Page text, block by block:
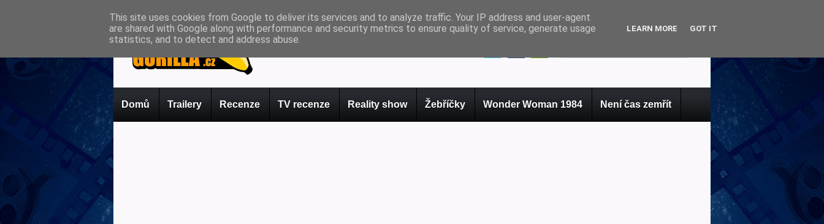
Domů Trailery Recenze TV recenze Reality show Žebříčky Wonder Woman 1984 Není čas zemřít
This site uses cookies from Google to deliver its services and to analyze traffic. Your IP address and user-agent
are shared with Google along with performance and security metrics to ensure quality of service, generate usage
statistics, and to detect and address abuse.
LEARN MORE GOT IT